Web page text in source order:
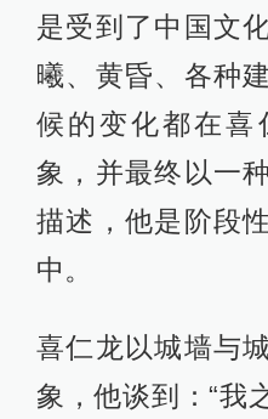
是受到了中国文
曦、黄昏、各种
候的变化都在喜
象，并最终以一
描述，他是阶段
中。
喜仁龙以城墙与
象，他谈到：“我